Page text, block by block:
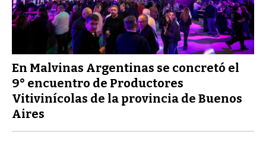
En Malvinas Argentinas se concretó el
9° encuentro de Productores
Vitivinícolas de la provincia de Buenos
Aires